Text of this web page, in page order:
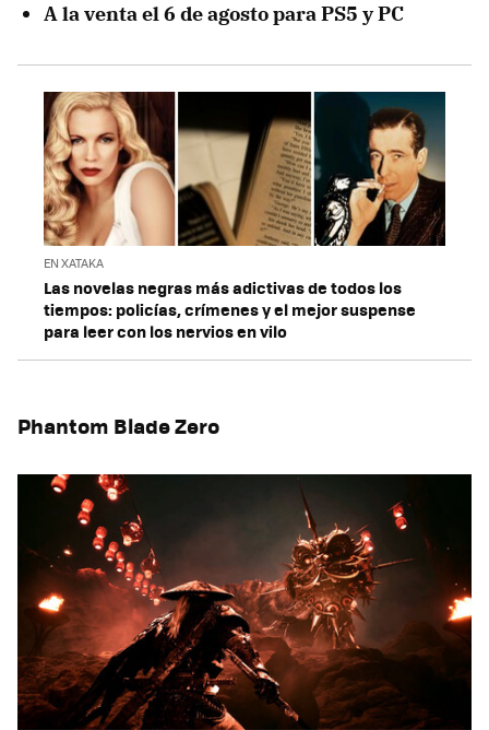
A la venta el 6 de agosto para PS5 y PC
EN XATAKA
Las novelas negras más adictivas de todos los
tiempos: policías, crímenes y el mejor suspense
para leer con los nervios en vilo
Phantom Blade Zero